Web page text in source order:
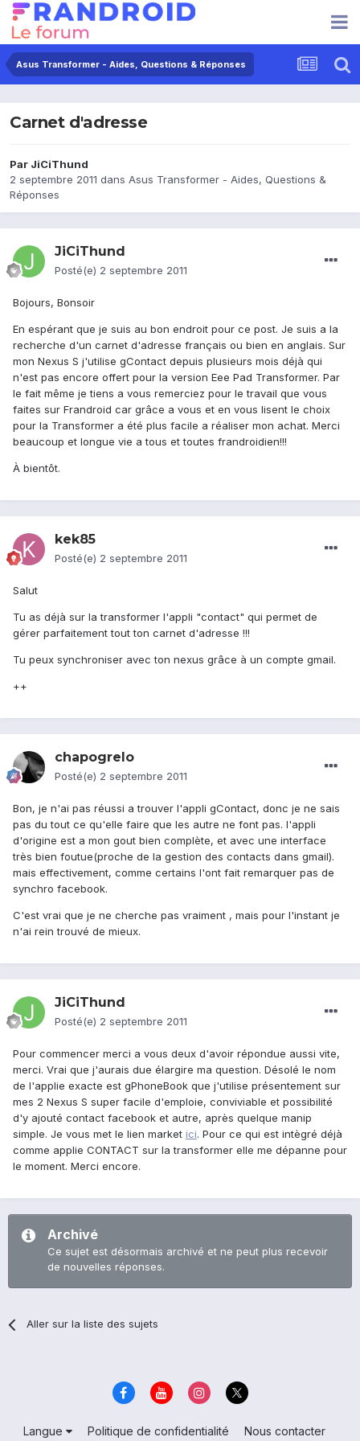
Asus Transformer - Aides, Questions & Réponses
Carnet d'adresse
Par JiCiThund
2 septembre 2011 dans Asus Transformer - Aides, Questions &
Réponses
JiCiThund
Posté(e) 2 septembre 2011
Bojours, Bonsoir
En espérant que je suis au bon endroit pour ce post. Je suis a la
recherche d'un carnet d'adresse français ou bien en anglais. Sur
mon Nexus S j'utilise gContact depuis plusieurs mois déjà qui
n'est pas encore offert pour la version Eee Pad Transformer. Par
le fait même je tiens a vous remerciez pour le travail que vous
faites sur Frandroid car grâce a vous et en vous lisent le choix
pour la Transformer a été plus facile a réaliser mon achat. Merci
beaucoup et longue vie a tous et toutes frandroidien!!!
À bientôt.
kek85
Posté(e) 2 septembre 2011
Salut
Tu as déjà sur la transformer l'appli "contact" qui permet de
gérer parfaitement tout ton carnet d'adresse !!!
Tu peux synchroniser avec ton nexus grâce à un compte gmail.
++
chapogrelo
Posté(e) 2 septembre 2011
Bon, je n'ai pas réussi a trouver l'appli gContact, donc je ne sais
pas du tout ce qu'elle faire que les autre ne font pas. l'appli
d'origine est a mon gout bien complète, et avec une interface
très bien foutue(proche de la gestion des contacts dans gmail).
mais effectivement, comme certains l'ont fait remarquer pas de
synchro facebook.
C'est vrai que je ne cherche pas vraiment , mais pour l'instant je
n'ai rein trouvé de mieux.
JiCiThund
Posté(e) 2 septembre 2011
Pour commencer merci a vous deux d'avoir répondue aussi vite,
merci. Vrai que j'aurais due élargire ma question. Désolé le nom
de l'applie exacte est gPhoneBook que j'utilise présentement sur
mes 2 Nexus S super facile d'emploie, conviviable et possibilité
d'y ajouté contact facebook et autre, après quelque manip
simple. Je vous met le lien market ici. Pour ce qui est intègré déjà
comme applie CONTACT sur la transformer elle me dépanne pour
le moment. Merci encore.
Archivé
Ce sujet est désormais archivé et ne peut plus recevoir
de nouvelles réponses.
Aller sur la liste des sujets
Langue Politique de confidentialité
Nous contacter